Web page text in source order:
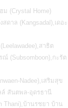
ม (Crystal Home)
ดาล (Kangsadal),เดอะ
สาธิต
(Subsomboon),กะรัต
Nadee),เสริมสุข
ล์ สันตพล-อุดรธานี
Thani),บ้านรชยา บ้าน